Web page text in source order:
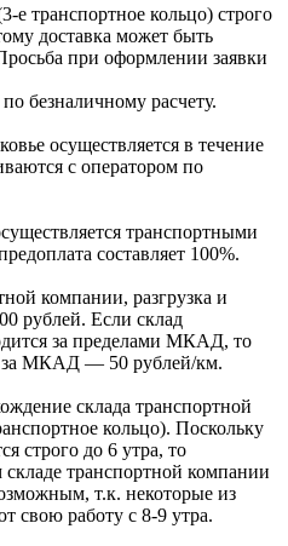
е транспортное кольцо) строго
доставка может быть
при оформлении заявки
безналичному расчету.
осуществляется в течение
с оператором по
транспортными
составляет 100%.
компании, разгрузка и
рублей. Если склад
за пределами МКАД, то
за МКАД — 50 рублей/км.
склада транспортной
кольцо). Поскольку
строго до 6 утра, то
транспортной компании
т.к. некоторые из
свою работу с 8-9 утра.